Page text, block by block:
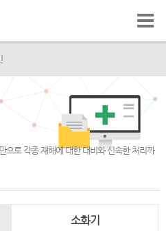
으로 각종 재해에 대한 대비와 신속한 처리까
소화기